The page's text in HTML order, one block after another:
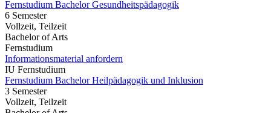
Fernstudium Bachelor Gesundheitspädagogik
6 Semester
Vollzeit, Teilzeit
Bachelor of Arts
Fernstudium
Informationsmaterial anfordern
IU Fernstudium
Fernstudium Bachelor Heilpädagogik und Inklusion
3 Semester
Vollzeit, Teilzeit